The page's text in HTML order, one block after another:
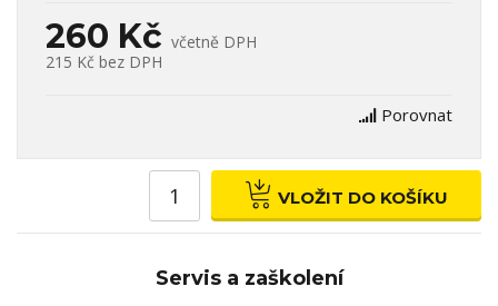
260 Kč včetně DPH
215 Kč bez DPH
Porovnat
VLOŽIT DO KOŠÍKU
Servis a zaškolení